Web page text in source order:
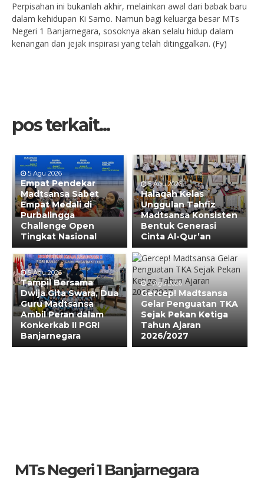
Perpisahan ini bukanlah akhir, melainkan awal dari babak baru
dalam kehidupan Ki Sarno. Namun bagi keluarga besar MTs
Negeri 1 Banjarnegara, sosoknya akan selalu hidup dalam
kenangan dan jejak inspirasi yang telah ditinggalkan. (Fy)
pos terkait...
5 Agu 2026
Empat Pendekar
Madtsansa Sabet
Empat Medali di
Purbalingga
Challenge Open
Tingkat Nasional
5 Agu 2026
Halaqah Kelas
Unggulan Tahfiz
Madtsansa Konsisten
Bentuk Generasi
Cinta Al-Qur’an
5 Agu 2026
Tampil Bersama
Dwija Gita Swara, Dua
Guru Madtsansa
Ambil Peran dalam
Konkerkab II PGRI
Banjarnegara
5 Agu 2026
Gercep! Madtsansa
Gelar Penguatan TKA
Sejak Pekan Ketiga
Tahun Ajaran
2026/2027
MTs Negeri 1 Banjarnegara